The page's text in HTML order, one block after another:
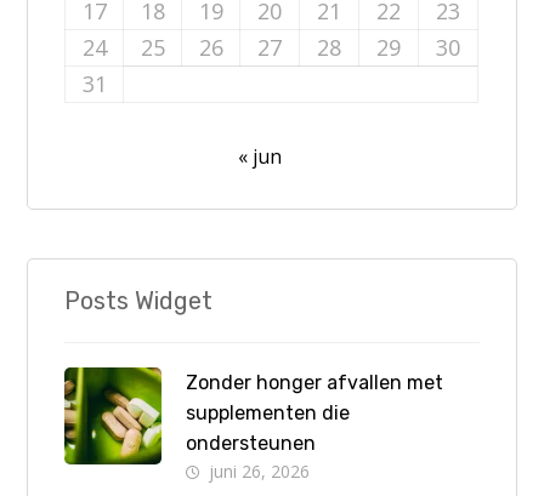
17
18 19 20 21 22
23
24
25 26 27 28 29
30
31
« jun
Posts Widget
Zonder honger afvallen met
supplementen die
ondersteunen
juni 26, 2026